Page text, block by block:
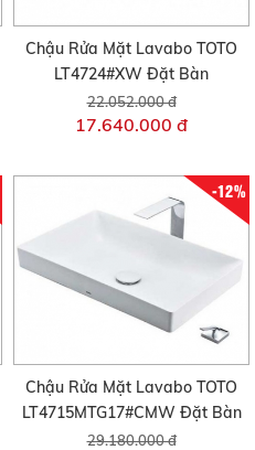
Chậu Rửa Mặt Lavabo TOTO
LT4724#XW Đặt Bàn
22.052.000 đ
17.640.000 đ
-12%
Chậu Rửa Mặt Lavabo TOTO
LT4715MTG17#CMW Đặt Bàn
29.180.000 đ